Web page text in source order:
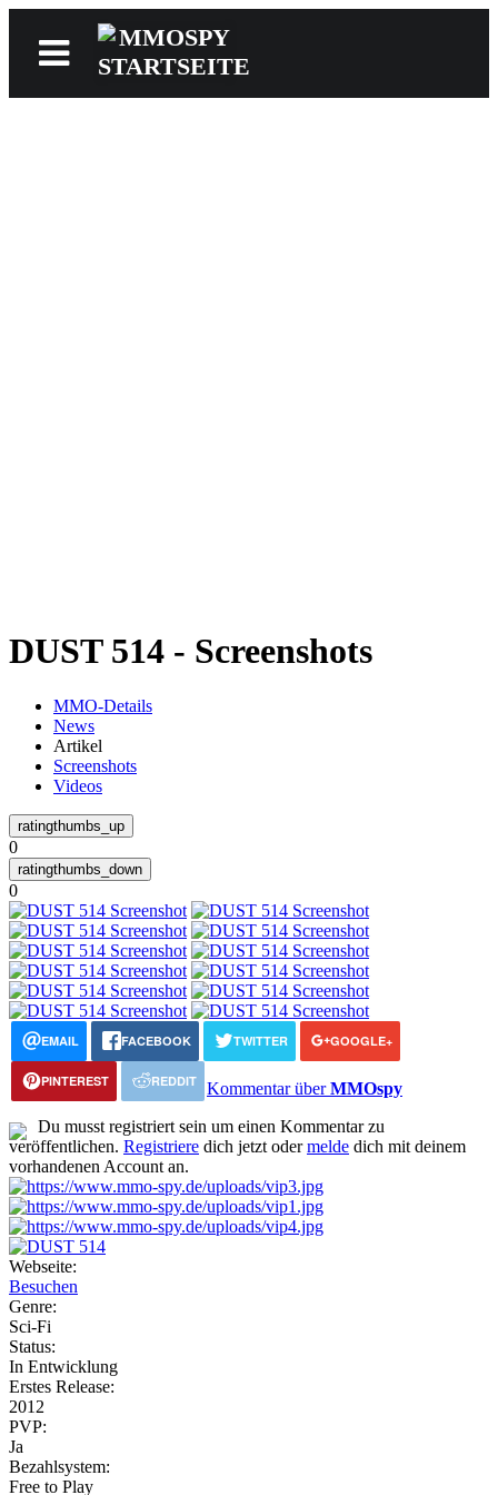
DUST 514 - Screenshots
MMO-Details
News
Artikel
Screenshots
Videos
0
0
EMAIL FACEBOOK TWITTER GOOGLE+
PINTEREST REDDIT Kommentar überMMOspy
Du musst registriert sein um einen Kommentar zu
veröffentlichen. Registriere dich jetzt odermelde dich mit deinem
vorhandenen Account an.
Webseite:
Besuchen
Genre:
Sci-Fi
Status:
In Entwicklung
Erstes Release:
2012
PVP:
Ja
Bezahlsystem:
Free to Play